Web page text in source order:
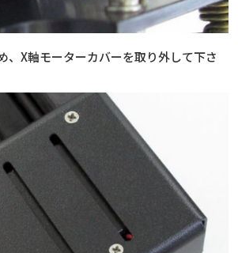
、X軸モーターカバーを取り外して下さ